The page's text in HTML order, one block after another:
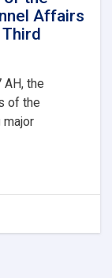
Affairs
the
of the
major